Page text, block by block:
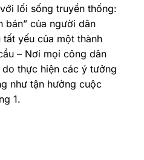
lối sống truyền thống:
bán” của người dân
yếu của một thành
– Nơi mọi công dân
thực hiện các ý tưởng
như tận hưởng cuộc
1.